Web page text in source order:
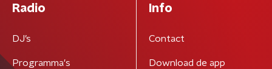
Radio
DJ’s
Programma's
Info
Contact
Download de app